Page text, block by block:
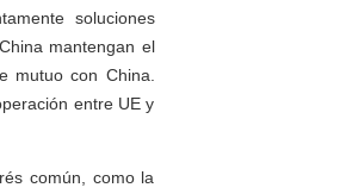
soluciones
mantengan el
mutuo con China.
entre UE y
común, como la